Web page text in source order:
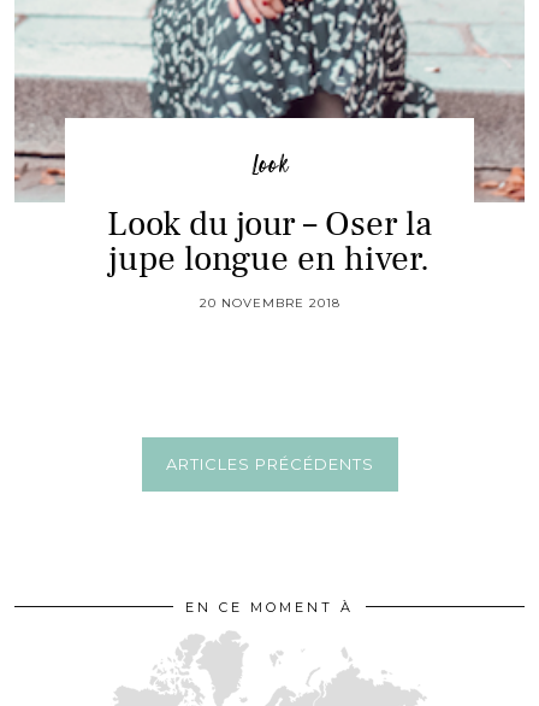
Look
Look du jour – Oser la
jupe longue en hiver.
20 NOVEMBRE 2018
ARTICLES PRÉCÉDENTS
EN CE MOMENT À